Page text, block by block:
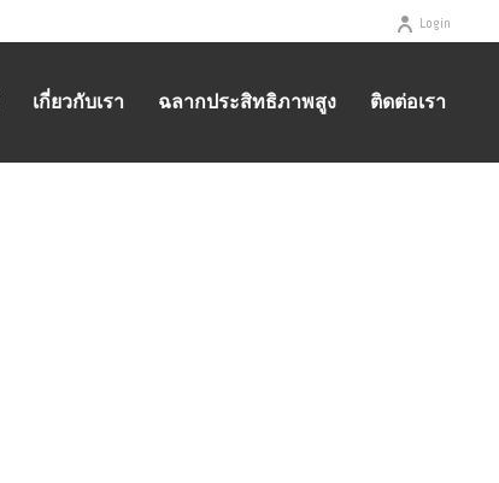
Login
เกี่ยวกับเรา ฉลากประสิทธิภาพสูง ติดต่อเรา